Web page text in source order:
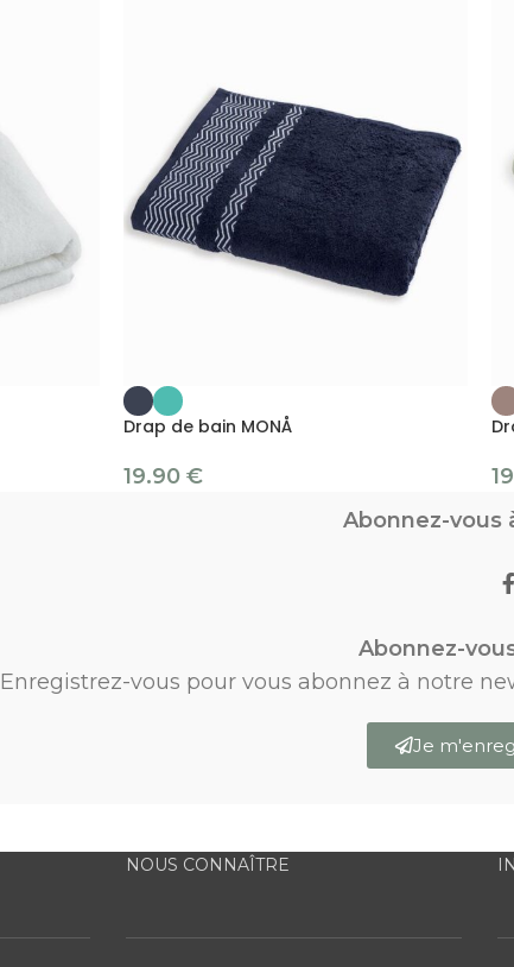
Drap de bain MONÅ
19.90 €
Abonnez-vous
Abonnez-
Enregistrez-vous pour vous abonnez à notre
Je
NOUS CONNAÎTRE